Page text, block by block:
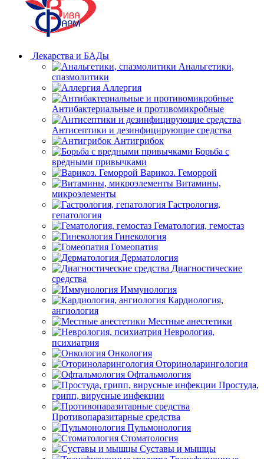
Лекарства и БАДы
Анальгетики,
спазмолитики
Аллергия
Антибактериальные и противомикробные
Антисептики и дезинфицирующие средства
Антигрибок
Борьба с
вредными привычками
Варикоз. Геморрой
Витамины,
микроэлементы
Гастрология,
гепатология
Гематология, гемостаз
Гинекология
Гомеопатия
Дерматология
Диагностические
средства
Иммунология
Кардиология,
ангиология
Местные анестетики
Неврология,
психиатрия
Онкология
Оториноларингология
Офтальмология
Простуда,
грипп, вирусные инфекции
Противопаразитарные средства
Пульмонология
Стоматология
Суставы и мышцы